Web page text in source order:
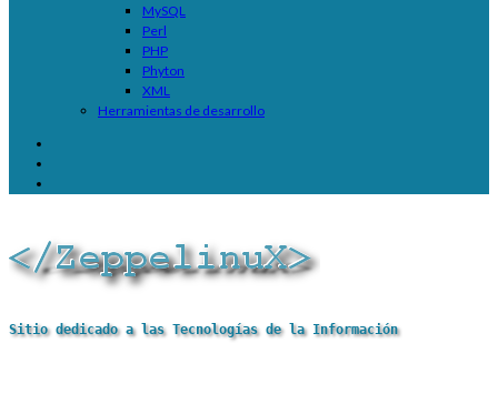
MySQL
Perl
PHP
Phyton
XML
Herramientas de desarrollo
Sitio dedicado a las Tecnologías de la Información